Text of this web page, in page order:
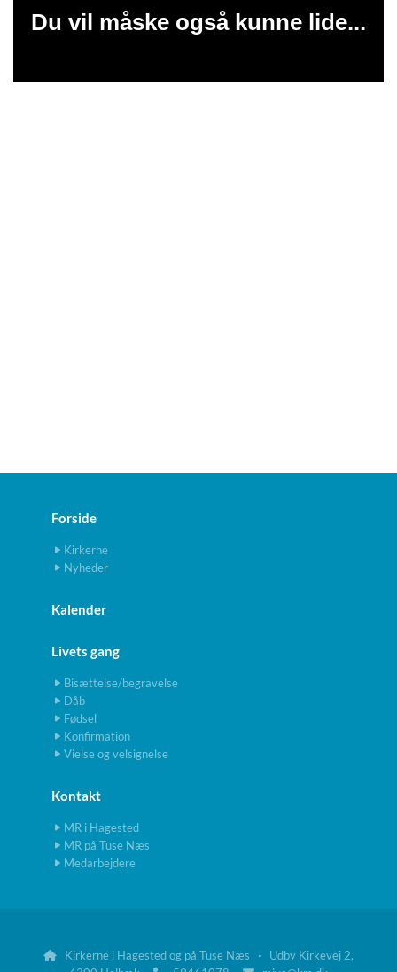
Du vil måske også kunne lide...
Forside
Kirkerne
Nyheder
Kalender
Livets gang
Bisættelse/begravelse
Dåb
Fødsel
Konfirmation
Vielse og velsignelse
Kontakt
MR i Hagested
MR på Tuse Næs
Medarbejdere

Kirkerne i Hagested og på Tuse Næs · Udby Kirkevej 2,